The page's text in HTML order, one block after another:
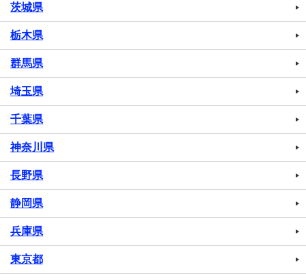
茨城県
栃木県
群馬県
埼玉県
千葉県
神奈川県
長野県
静岡県
兵庫県
東京都